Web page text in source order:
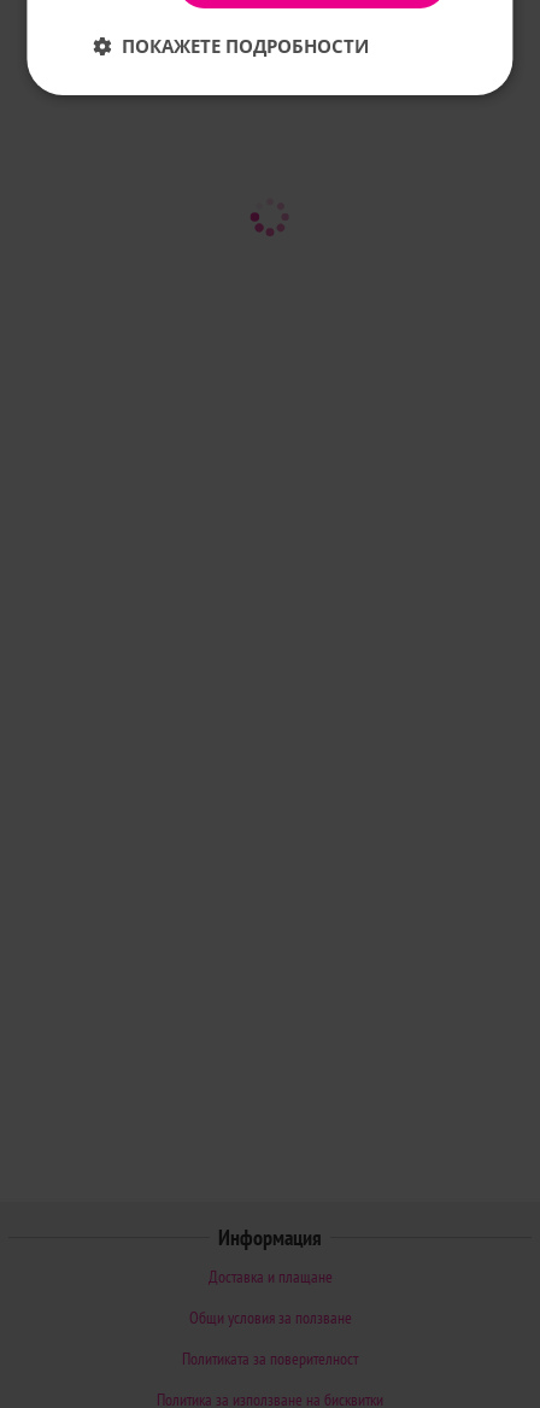
Информация
Доставка и плащане
Общи условия за ползване
Политиката за поверителност
Политика за използване на бисквитки
ПОКАЖЕТЕ ПОДРОБНОСТИ